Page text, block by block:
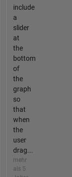
include
a
slider
at
the
bottom
of
the
graph
so
that
when
the
user
drag...
mehr
als 5